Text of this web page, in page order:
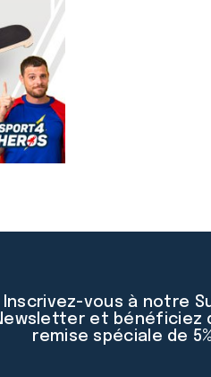
Inscrivez-vous à notre
et bénéficiez
remise spéciale de 5%